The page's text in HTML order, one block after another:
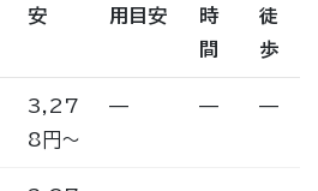
安
用目安
時
間
徒
歩
3,27
8円〜
— — —